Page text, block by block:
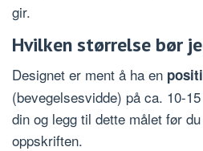
gir.
Hvilken størrelse bør
Designet er ment å ha en
(bevegelsesvidde) på ca. 10-
din og legg til dette målet før
oppskriften.